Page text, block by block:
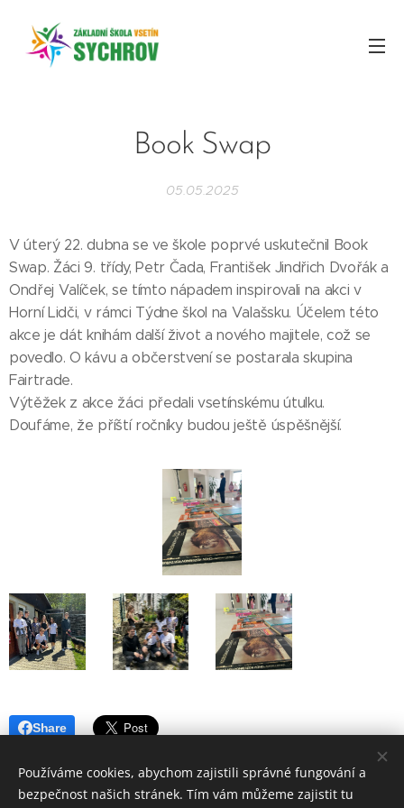
Book Swap
05.05.2025
V úterý 22. dubna se ve škole poprvé uskutečnil Book
Swap. Žáci 9. třídy, Petr Čada, František Jindřich Dvořák a
Ondřej Valíček, se tímto nápadem inspirovali na akci v
Horní Lidči, v rámci Týdne škol na Valašsku. Účelem této
akce je dát knihám další život a nového majitele, což se
povedlo. O kávu a občerstvení se postarala skupina
Fairtrade.
Výtěžek z akce žáci předali vsetínskému útulku.
Doufáme, že příští ročníky budou ještě úspěšnější.
Share
Používáme cookies, abychom zajistili správné fungování a
bezpečnost našich stránek. Tím vám můžeme zajistit tu